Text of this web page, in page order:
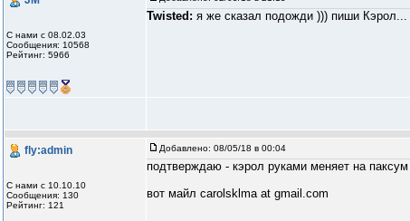
С нами с 08.02.03
Сообщения: 10568
Рейтинг: 5966
Twisted: я же сказал подожди ))) пиши Кэрол...
fly:admin
С нами с 10.10.10
Сообщения: 130
Рейтинг: 121
Добавлено: 08/05/18 в 00:04
подтверждаю - кэрол руками меняет на паксум
вот майл carolsklma at gmail.com